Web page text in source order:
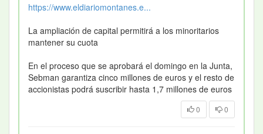
https://www.eldiariomontanes.e...
La ampliación de capital permitirá a los minoritarios
mantener su cuota
En el proceso que se aprobará el domingo en la Junta,
Sebman garantiza cinco millones de euros y el resto de
accionistas podrá suscribir hasta 1,7 millones de euros
0 0